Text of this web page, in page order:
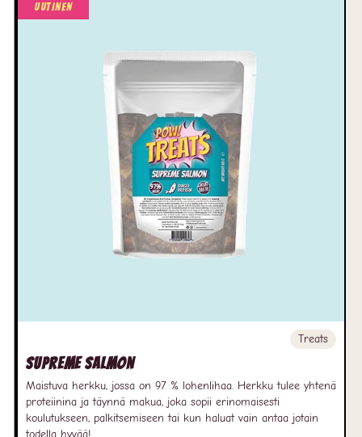
Uutinen
Treats
Supreme Salmon
Maistuva herkku, jossa on 97 % lohenlihaa. Herkku tulee yhtenä
proteiinina ja täynnä makua, joka sopii erinomaisesti
koulutukseen, palkitsemiseen tai kun haluat vain antaa jotain
todella hyvää!